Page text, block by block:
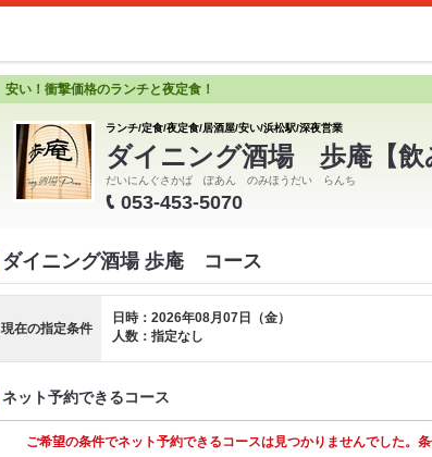
安い！衝撃価格のランチと夜定食！
ランチ/定食/夜定食/居酒屋/安い/浜松駅/深夜営業
ダイニング酒場 歩庵【飲
だいにんぐさかば ぽあん のみほうだい らんち
053-453-5070
ダイニング酒場 歩庵 コース
現在の指定条件
日時：2026年08月07日（金）
人数：指定なし
ネット予約できるコース
ご希望の条件でネット予約できるコースは見つかりませんでした。